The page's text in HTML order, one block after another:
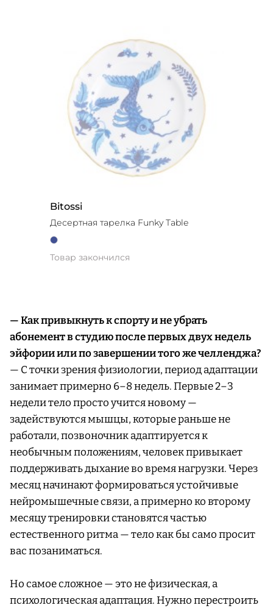
Bitossi
Десертная тарелка Funky Table
Товар закончился
— Как привыкнуть к спорту и не убрать
абонемент в студию после первых двух недель
эйфории или по завершении того же челленджа?
— С точки зрения физиологии, период адаптации
занимает примерно 6–8 недель. Первые 2–3
недели тело просто учится новому —
задействуются мышцы, которые раньше не
работали, позвоночник адаптируется к
необычным положениям, человек привыкает
поддерживать дыхание во время нагрузки. Через
месяц начинают формироваться устойчивые
нейромышечные связи, а примерно ко второму
месяцу тренировки становятся частью
естественного ритма — тело как бы само просит
вас позаниматься.
Но самое сложное — это не физическая, а
психологическая адаптация. Нужно перестроить